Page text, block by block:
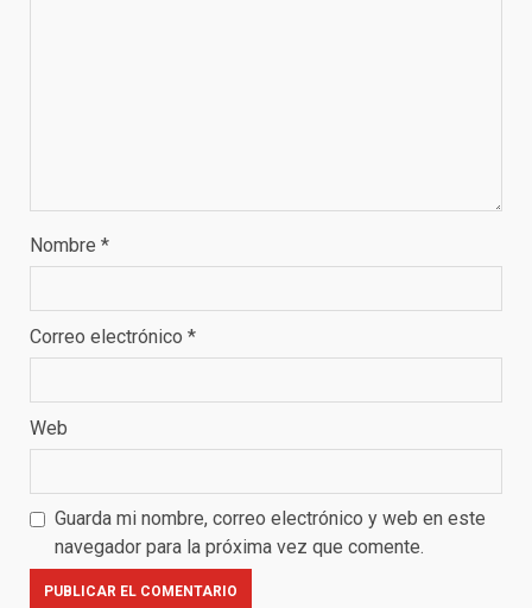
Nombre *
Correo electrónico *
Web
Guarda mi nombre, correo electrónico y web en este
navegador para la próxima vez que comente.